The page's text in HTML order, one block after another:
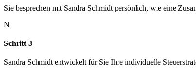
Sie besprechen mit Sandra Schmidt persönlich, wie eine
N
Schritt 3
Sandra Schmidt entwickelt für Sie Ihre individuelle